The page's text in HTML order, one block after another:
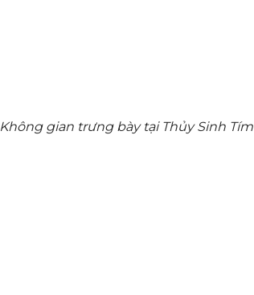
Không gian trưng bày tại Thủy Sinh Tím